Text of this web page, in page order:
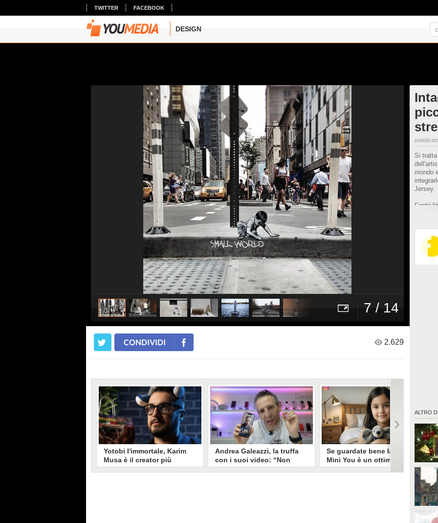
TWITTER FACEBOOK
DESIGN
7 / 14
Si
mondo
Jersey.
Fonte
https://
ALTRO DI
CONDIVIDI 2.629
Yotobi l'immortale, Karim
Musa è il creator più
longevo in Italia: il suo
Andrea Galeazzi, la truffa
con i suoi video: “Non
sono io quello. Mi hanno
Se guardate bene la foto
Mini You è un ottimo modo
per regalare i dati
Il nuovo trend su Instagram, Mini
You, in cui si pubblica una foto da
bambini e una attuale, è una vera